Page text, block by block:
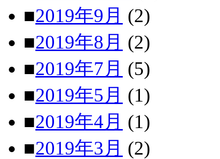
■2019年9月 (2)
■2019年8月 (2)
■2019年7月 (5)
■2019年5月 (1)
■2019年4月 (1)
■2019年3月 (2)